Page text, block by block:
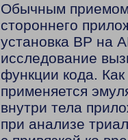
Обычным
стороннего
установка BP на
исследование
функции кода.
применяется
внутри тела
при анализе